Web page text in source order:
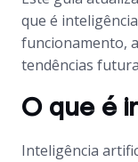
que é
funcionamento,
tendências
O que é
Inteligência